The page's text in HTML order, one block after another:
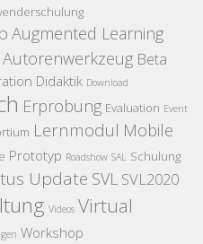
Augmented Learning
Autorenwerkzeug Beta
Didaktik Download
Erprobung Evaluation Event
Lernmodul Mobile
Prototyp Roadshow SAL Schulung
Update SVL SVL2020
Videos Virtual
Workshop